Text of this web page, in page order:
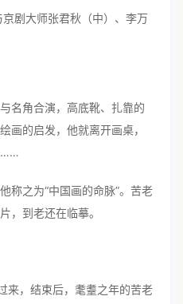
剧大师张君秋（中）、李万
角合演，高底靴、扎靠的
画的启发，他就离开画桌，
……
之为“中国画的命脉”。苦老
，到老还在临摹。
，结束后，耄耋之年的苦老